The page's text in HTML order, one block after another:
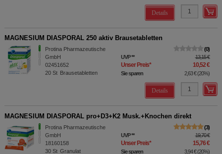
Details
MAGNESIUM DIASPORAL 250 aktiv Brausetabletten
Protina Pharmazeutische
GmbH
02451652
20 St Brausetabletten
0
UVP** 13,15 €
Unser Preis* 10,52 €
Sie sparen 2,63 €(20%)
Details
MAGNESIUM DIASPORAL pro+D3+K2 Musk.+Knochen direkt
Protina Pharmazeutische
GmbH
18160158
30 St Granulat
3
UVP** 19,70 €
Unser Preis* 15,76 €
Sie sparen 3,94 €(20%)